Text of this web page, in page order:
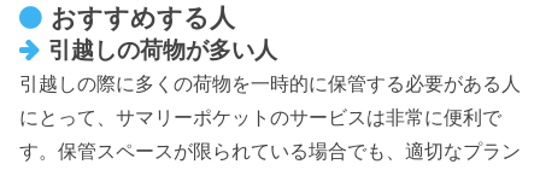
おすすめする人
引越しの荷物が多い人
引越しの際に多くの荷物を一時的に保管する必要がある人
にとって、サマリーポケットのサービスは非常に便利で
す。保管スペースが限られている場合でも、適切なプラン